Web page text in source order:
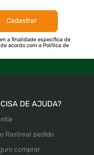
Cadastrar
a finalidade específica de
acordo com a Política de
DE AJUDA?
Rastrear pedido
comprar